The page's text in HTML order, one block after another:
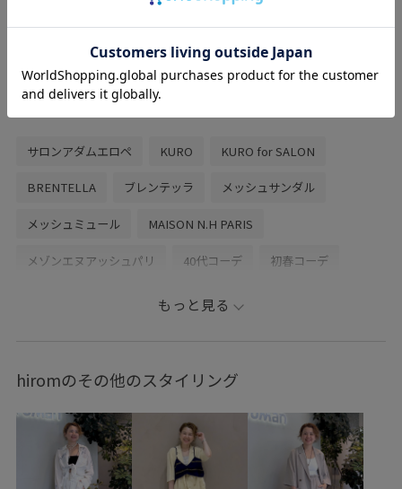
38.5を着用。
幅広・甲高なタイプなので37.5がジャスト
幅が狭い方は36.5でも良いと思います。
関連タグ
サロンアダムエロペ KURO KURO for SALON
BRENTELLA ブレンテッラ メッシュサンダル
メッシュミュール MAISON N.H PARIS
メゾンエヌアッシュパリ 40代コーデ 初春コーデ
お出かけコーデ
体型カバー カジュアルコーデ
イエベ春 混合 低身長
Tシャツ/カットソー ジャケット/アウター
もっと見る
hiromのその他のスタイリング